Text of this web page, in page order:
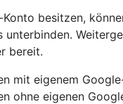
besitzen,
unterbinden.
bereit.
mit eigenem
ohne eigenen